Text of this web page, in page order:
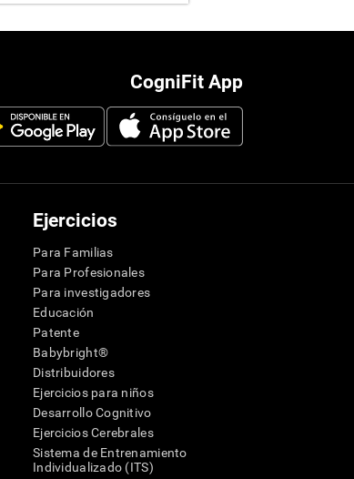
CogniFit App
Ejercicios
Para Familias
Para Profesionales
Para investigadores
Educación
Patente
Babybright®
Distribuidores
Ejercicios para niños
Desarrollo Cognitivo
Ejercicios Cerebrales
Sistema de Entrenamiento
Individualizado (ITS)